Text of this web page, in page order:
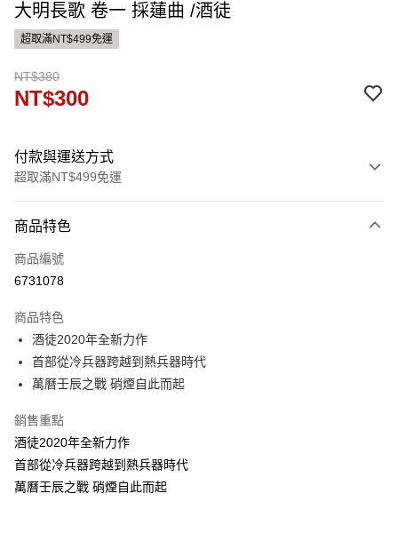
大明長歌 卷一 採蓮曲 /酒徒
超取滿NT$499免運
NT$380
NT$300
付款與運送方式
超取滿NT$499免運
信用卡一次付款
ATM付款
運送方式
付款後全家取貨
每筆NT$60，滿NT$499(含以上)免運費
每筆NT$60，滿NT$499(含以上)免運費
宅配
每筆NT$100，滿NT$499(含以上)免運費
商品特色
商品編號
6731078
商品特色
酒徒2020年全新力作
首部從冷兵器跨越到熱兵器時代
萬曆壬辰之戰 硝煙自此而起
銷售重點
酒徒2020年全新力作
首部從冷兵器跨越到熱兵器時代
萬曆壬辰之戰 硝煙自此而起